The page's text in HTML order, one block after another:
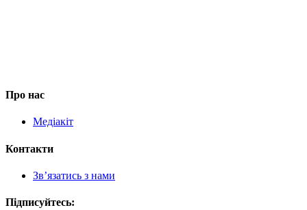
Про нас
Медіакіт
Контакти
Зв’язатись з нами
Підписуйтесь: